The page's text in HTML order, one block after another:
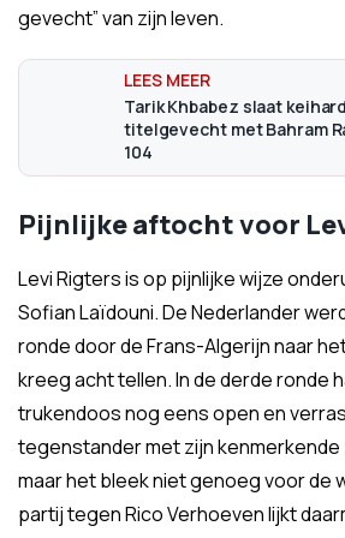
gevecht” van zijn leven.
Tarik Khbabez slaat
titelgevecht met Bahram
104
Pijnlijke aftocht voor
Levi Rigters is op pijnlijke wijze
Sofian Laïdouni. De Nederlander
ronde door de Frans-Algerijn naar
kreeg acht tellen. In de derde ronde
trukendoos nog eens open en
tegenstander met zijn kenmerkende
maar het bleek niet genoeg voor de
partij tegen Rico Verhoeven lijkt